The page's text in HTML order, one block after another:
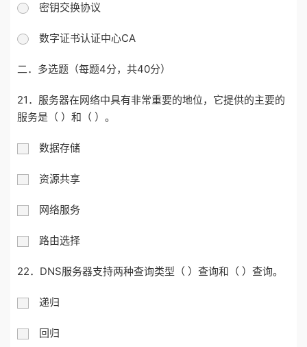
密钥交换协议
数字证书认证中心CA
二．多选题（每题4分，共40分）
21．服务器在网络中具有非常重要的地位，它提供的主要的
服务是（ ）和（ ）。
数据存储
资源共享
网络服务
路由选择
22．DNS服务器支持两种查询类型（ ）查询和（ ）查询。
递归
回归